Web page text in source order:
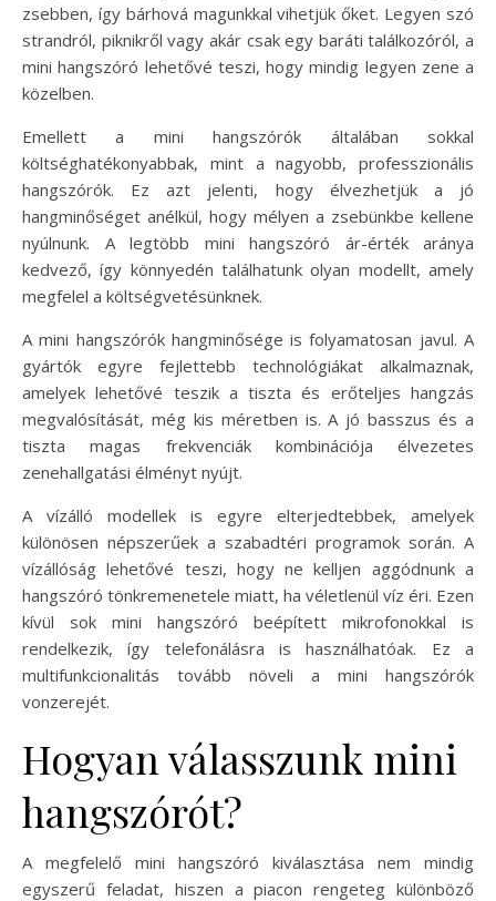
zsebben, így bárhová magunkkal vihetjük őket. Legyen szó
strandról, piknikről vagy akár csak egy baráti találkozóról, a
mini hangszóró lehetővé teszi, hogy mindig legyen zene a
közelben.
Emellett a mini hangszórók általában sokkal
költséghatékonyabbak, mint a nagyobb, professzionális
hangszórók. Ez azt jelenti, hogy élvezhetjük a jó
hangminőséget anélkül, hogy mélyen a zsebünkbe kellene
nyúlnunk. A legtöbb mini hangszóró ár-érték aránya
kedvező, így könnyedén találhatunk olyan modellt, amely
megfelel a költségvetésünknek.
A mini hangszórók hangminősége is folyamatosan javul. A
gyártók egyre fejlettebb technológiákat alkalmaznak,
amelyek lehetővé teszik a tiszta és erőteljes hangzás
megvalósítását, még kis méretben is. A jó basszus és a
tiszta magas frekvenciák kombinációja élvezetes
zenehallgatási élményt nyújt.
A vízálló modellek is egyre elterjedtebbek, amelyek
különösen népszerűek a szabadtéri programok során. A
vízállóság lehetővé teszi, hogy ne kelljen aggódnunk a
hangszóró tönkremenetele miatt, ha véletlenül víz éri. Ezen
kívül sok mini hangszóró beépített mikrofonokkal is
rendelkezik, így telefonálásra is használhatóak. Ez a
multifunkcionalitás tovább növeli a mini hangszórók
vonzerejét.
Hogyan válasszunk mini
hangszórót?
A megfelelő mini hangszóró kiválasztása nem mindig
egyszerű feladat, hiszen a piacon rengeteg különböző